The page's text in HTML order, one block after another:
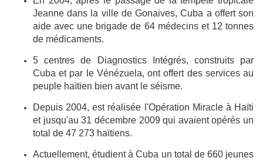
Jeanne dans la ville de Gonaives, Cuba a offert son
aide avec une brigade de 64 médecins et 12 tonnes
de médicaments.
5 centres de Diagnostics Intégrés, construits par
Cuba et par le Vénézuela, ont offert des services au
peuple haïtien bien avant le séisme.
Depuis 2004, est réalisée l'Opération Miracle à Haïti
et jusqu'au 31 décembre 2009 qui avaient opérés un
total de 47 273 haïtiens.
Actuellement, étudient à Cuba un total de 660 jeunes